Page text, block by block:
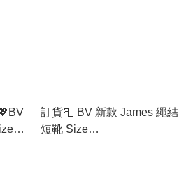
訂貨📮 BV 新款 James 繩結
短靴 Size